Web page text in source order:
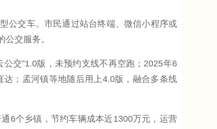
公交车。市民通过站台终端、微信小程序或
交服务。
交”1.0版，未预约支线不再空跑；2025年6
；孟河镇等地随后用上4.0版，融合多条线
6个乡镇，节约车辆成本近1300万元，运营